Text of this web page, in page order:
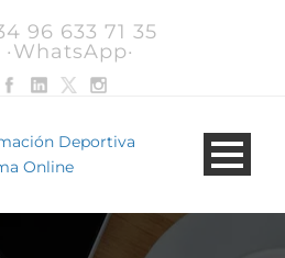
96 633 71 35
·WhatsApp·